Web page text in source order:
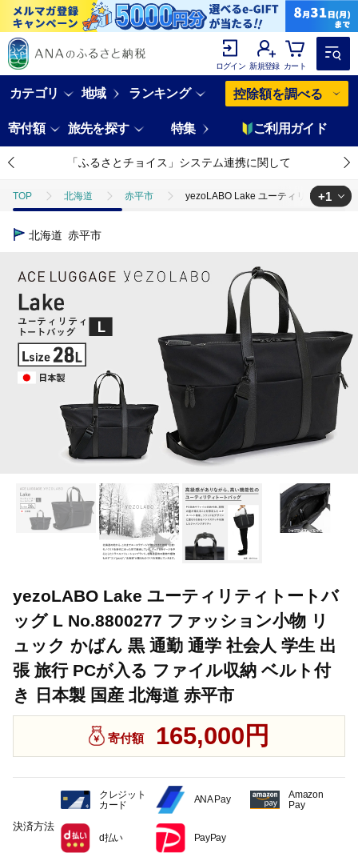
ログイン 新規登録 カート
カテゴリ 地域 ランキング 控除額を調べる
寄付額 旅先を探す 特集 ご利用ガイド
「ふるさとチョイス」システム連携に関して
TOP 北海道 赤平市 yezoLABO Lake ユーティリティトー
TOP
+1
北海道 赤平市
yezoLABO Lake ユーティリティトートバ
ッグ L No.8800277 ファッション小物 リ
ュック かばん 黒 通勤 通学 社会人 学生 出
張 旅行 PCが入る ファイル収納 ベルト付
き 日本製 国産 北海道 赤平市
寄付額 165,000円
決済方法
クレジット
カード
ANA Pay
Amazon
Pay
d払い PayPay